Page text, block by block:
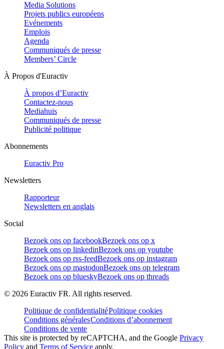
Media Solutions
Projets publics européens
Evénements
Emplois
Agenda
Communiqués de presse
Members’ Circle
À Propos d'Euractiv
À propos d’Euractiv
Contactez-nous
Mediahuis
Communiqués de presse
Publicité politique
Abonnements
Euractiv Pro
Newsletters
Rapporteur
Newsletters en anglais
Social
Bezoek ons op facebookBezoek ons op x
Bezoek ons op linkedinBezoek ons op youtube
Bezoek ons op rss-feedBezoek ons op instagram
Bezoek ons op mastodonBezoek ons op telegram
Bezoek ons op blueskyBezoek ons op threads
© 2026 Euractiv FR. All rights reserved.
Politique de confidentialitéPolitique cookies
Conditions généralesConditions d’abonnement
Conditions de vente
This site is protected by reCAPTCHA, and the Google Privacy
Policy and Terms of Service apply.